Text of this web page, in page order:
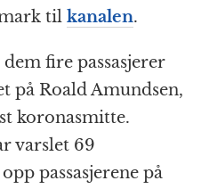
til kanalen.
fire passasjerer
på Roald Amundsen,
koronasmitte.
varslet 69
passasjerene på